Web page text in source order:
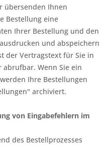
übersenden Ihnen
Bestellung eine
Ihrer Bestellung und den
und abspeichern
der Vertragstext für Sie in
Wenn Sie ein
Ihre Bestellungen
archiviert.
von Eingabefehlern im
des Bestellprozesses